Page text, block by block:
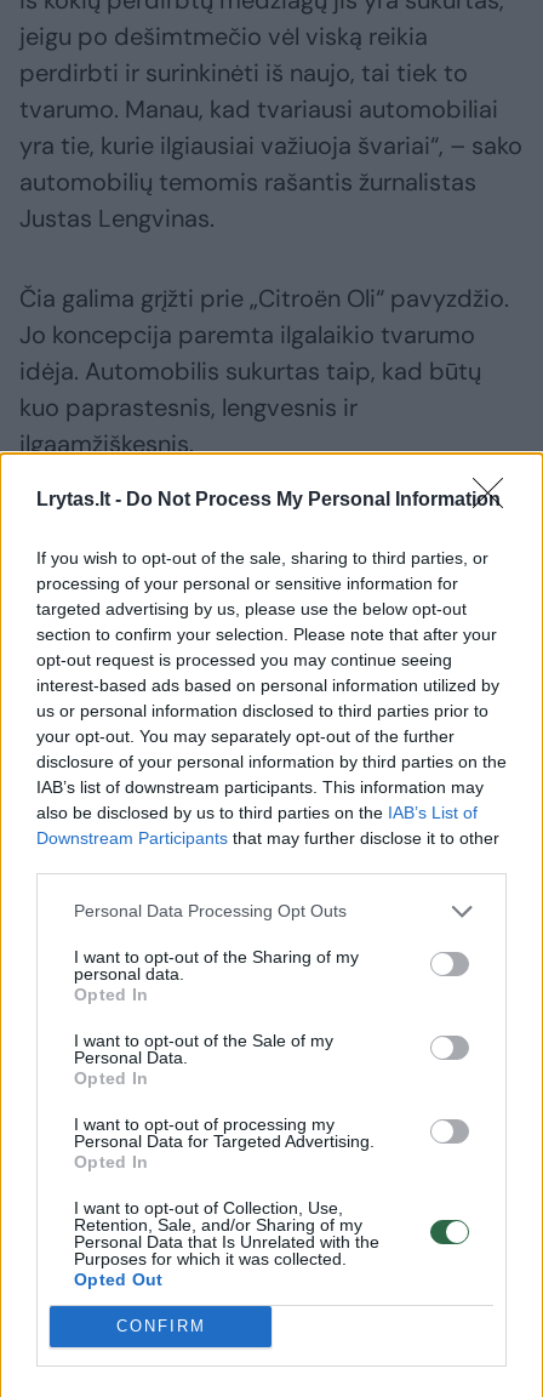
Lrytas.lt - Do Not Process My Personal Information
If you wish to opt-out of the sale, sharing to third parties, or
processing of your personal or sensitive information for
targeted advertising by us, please use the below opt-out
section to confirm your selection. Please note that after your
opt-out request is processed you may continue seeing
interest-based ads based on personal information utilized by
us or personal information disclosed to third parties prior to
your opt-out. You may separately opt-out of the further
disclosure of your personal information by third parties on the
IAB’s list of downstream participants. This information may
also be disclosed by us to third parties on the IAB’s List of
Downstream Participants that may further disclose it to other
Personal Data Processing Opt Outs
I want to opt-out of the Sharing of my
personal data.
Opted In
I want to opt-out of the Sale of my
Personal Data.
Opted In
I want to opt-out of processing my
Personal Data for Targeted Advertising.
Opted In
I want to opt-out of Collection, Use,
Retention, Sale, and/or Sharing of my
Personal Data that Is Unrelated with the
Purposes for which it was collected.
Opted Out
CONFIRM
jeigu po dešimtmečio vėl viską reikia
perdirbti ir surinkinėti iš naujo, tai tiek to
tvarumo. Manau, kad tvariausi automobiliai
yra tie, kurie ilgiausiai važiuoja švariai“, – sako
automobilių temomis rašantis žurnalistas
Justas Lengvinas.
Čia galima grįžti prie „Citroën Oli“ pavyzdžio.
Jo koncepcija paremta ilgalaikio tvarumo
idėja. Automobilis sukurtas taip, kad būtų
kuo paprastesnis, lengvesnis ir
ilgaamžiškesnis.
Daugiau nuotraukų (5)
„Citroen Oli“.
Pavyzdžiui, sėdynės supaprastintos tiek, kad
jose yra 80 proc. mažiau dalių nei kituose
pagamintos iš perdirbtų medžiagų, ir viskas.
Tvariausias tas, kurio nereikia prižiūrėti
Įprastai gatvėmis riedantys pustrečios tonos
sveriantys SUV su gausybe ekranų, odinėmis
sėdynėmis nėra tokie tvarūs, kaip gali
pasirodyti. Jie sunkūs ir netaupūs, naudoja
daug energijos. Savo ruožtu minėto prancūzų